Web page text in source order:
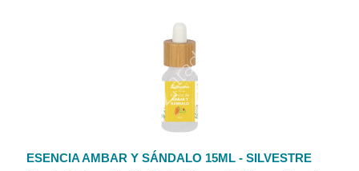
ESENCIA AMBAR Y SÁNDALO 15ML - SILVESTRE